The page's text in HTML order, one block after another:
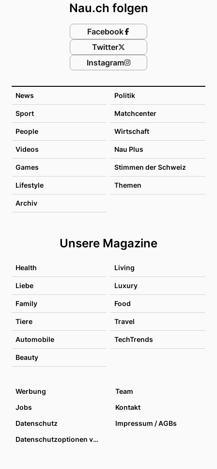
News Politik
Sport Matchcenter
People Wirtschaft
Videos Nau Plus
Games Stimmen der Schweiz
Lifestyle Themen
Archiv
Unsere Magazine
Health Living
Liebe Luxury
Family Food
Tiere Travel
Automobile TechTrends
Beauty
Nau.ch folgen
Facebook
Twitter
Instagram
Werbung
Team
Jobs
Kontakt
Datenschutz
Impressum / AGBs
Datenschutzoptionen verwalten